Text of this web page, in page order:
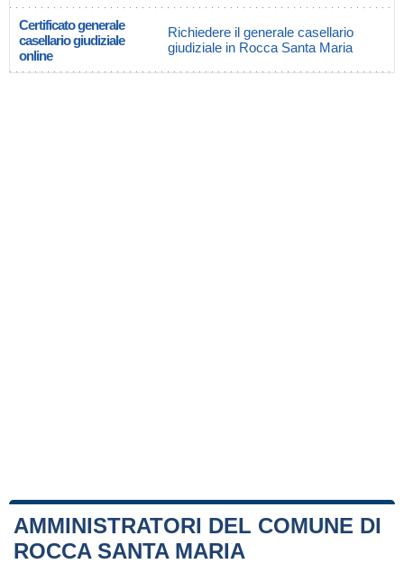
Certificato generale
casellario giudiziale
online
Richiedere il generale casellario
giudiziale in Rocca Santa Maria
AMMINISTRATORI DEL COMUNE DI
ROCCA SANTA MARIA